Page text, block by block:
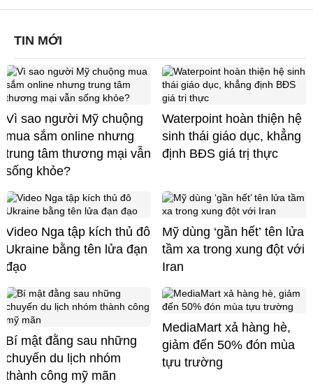
TIN MỚI
Vì sao người Mỹ chuộng
mua sắm online nhưng
trung tâm thương mại vẫn
sống khỏe?
Waterpoint hoàn thiện hệ
sinh thái giáo dục, khẳng
định BĐS giá trị thực
Video Nga tập kích thủ đô
Ukraine bằng tên lửa đạn
đạo
Mỹ dùng ‘gần hết’ tên lửa
tầm xa trong xung đột với
Iran
Bí mật đằng sau những
chuyến du lịch nhóm
thành công mỹ mãn
MediaMart xả hàng hè,
giảm đến 50% đón mùa
tựu trường